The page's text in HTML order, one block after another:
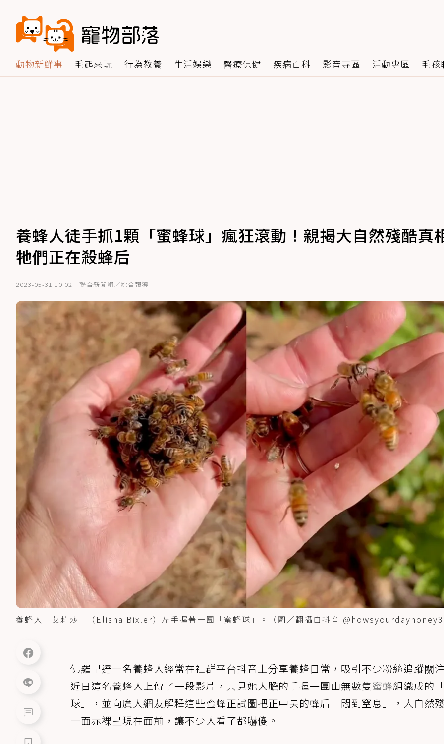
動物新鮮事 毛起來玩 行為教養 生活娛樂 醫療保健 疾病百科 影音專區 活動專區 毛孩
養蜂人徒手抓1顆「蜜蜂球」瘋狂滾動！親揭大自然殘酷真
牠們正在殺蜂后
2023-05-31 10:02 聯合新聞網／綜合報導
養蜂人「艾莉莎」（Elisha Bixler）左手握著一團「蜜蜂球」。（圖／翻攝自抖音 @howsyourdayhoney3
佛羅里達一名養蜂人經常在社群平台抖音上分享養蜂日常，吸引不少粉絲追蹤關
近日這名養蜂人上傳了一段影片，只見她大膽的手握一團由無數隻蜜蜂組織成的
球」，並向廣大網友解釋這些蜜蜂正試圖把正中央的蜂后「悶到窒息」，大自然
一面赤裸呈現在面前，讓不少人看了都嚇傻。